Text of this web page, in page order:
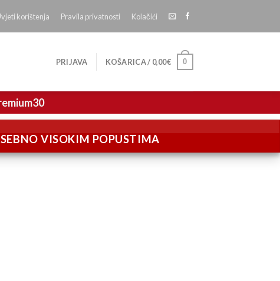
korištenja Pravila privatnosti Kolačići
PRIJAVA KOŠARICA / 0,00€ 0
VISOKIM POPUSTIMA